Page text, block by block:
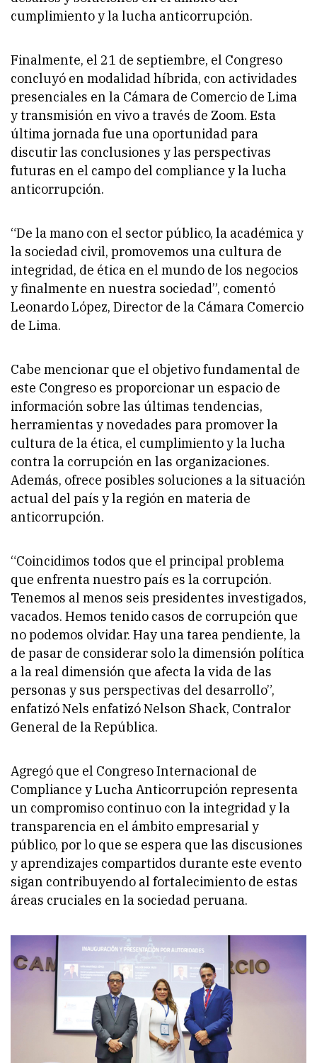
cumplimiento y la lucha anticorrupción.
Finalmente, el 21 de septiembre, el Congreso
concluyó en modalidad híbrida, con actividades
presenciales en la Cámara de Comercio de Lima
y transmisión en vivo a través de Zoom. Esta
última jornada fue una oportunidad para
discutir las conclusiones y las perspectivas
futuras en el campo del compliance y la lucha
anticorrupción.
“De la mano con el sector público, la académica y
la sociedad civil, promovemos una cultura de
integridad, de ética en el mundo de los negocios
y finalmente en nuestra sociedad”, comentó
Leonardo López, Director de la Cámara Comercio
de Lima.
Cabe mencionar que el objetivo fundamental de
este Congreso es proporcionar un espacio de
información sobre las últimas tendencias,
herramientas y novedades para promover la
cultura de la ética, el cumplimiento y la lucha
contra la corrupción en las organizaciones.
Además, ofrece posibles soluciones a la situación
actual del país y la región en materia de
anticorrupción.
“Coincidimos todos que el principal problema
que enfrenta nuestro país es la corrupción.
Tenemos al menos seis presidentes investigados,
vacados. Hemos tenido casos de corrupción que
no podemos olvidar. Hay una tarea pendiente, la
de pasar de considerar solo la dimensión política
a la real dimensión que afecta la vida de las
personas y sus perspectivas del desarrollo”,
enfatizó Nels enfatizó Nelson Shack, Contralor
General de la República.
Agregó que el Congreso Internacional de
Compliance y Lucha Anticorrupción representa
un compromiso continuo con la integridad y la
transparencia en el ámbito empresarial y
público, por lo que se espera que las discusiones
y aprendizajes compartidos durante este evento
sigan contribuyendo al fortalecimiento de estas
áreas cruciales en la sociedad peruana.